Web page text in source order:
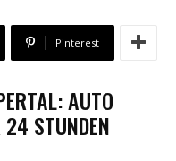
Pinterest
AUTO
STUNDEN